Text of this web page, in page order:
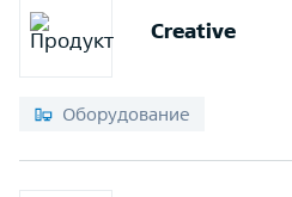
Creative
Оборудование